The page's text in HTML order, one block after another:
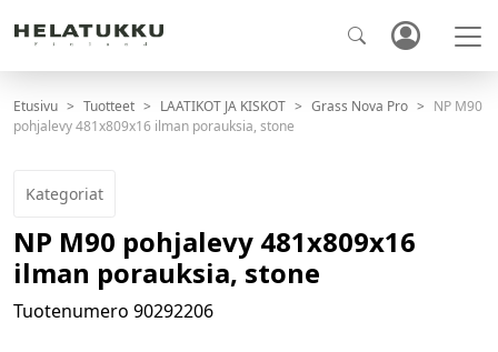
Etusivu Tuotteet LAATIKOT JA KISKOT Grass Nova Pro
NP M90
pohjalevy 481x809x16 ilman porauksia, stone
Kategoriat
NP M90 pohjalevy 481x809x16
ilman porauksia, stone
Tuotenumero 90292206